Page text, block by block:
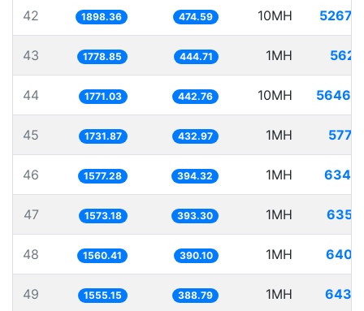
42 1898.36 474.59 10MH
43 1778.85 444.71 1MH
44 1771.03 442.76 10MH
45 1731.87 432.97 1MH
46 1577.28 394.32 1MH
47 1573.18 393.30 1MH
48 1560.41 390.10 1MH
49 1555.15 388.79 1MH